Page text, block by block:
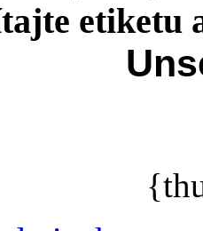
etiketu